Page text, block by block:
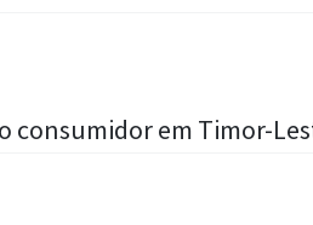
consumidor em Timor-